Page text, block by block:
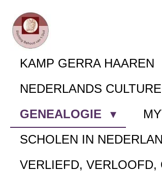
Ga
direct
naar
hoofdinhoud
KAMP GERRA HAAREN
NEDERLANDS
GENEALOGIE
SCHOLEN IN
VERLIEFD, VERLOOFD,